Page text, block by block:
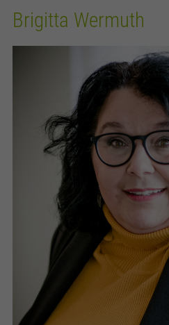
Brigitta Wermuth